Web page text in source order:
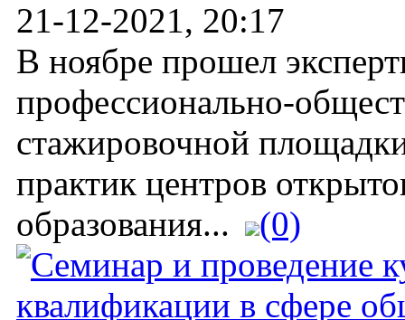
21-12-2021, 20:17
В ноябре прошел
профессионально-
стажировочной
практик центров
образования...
(0)